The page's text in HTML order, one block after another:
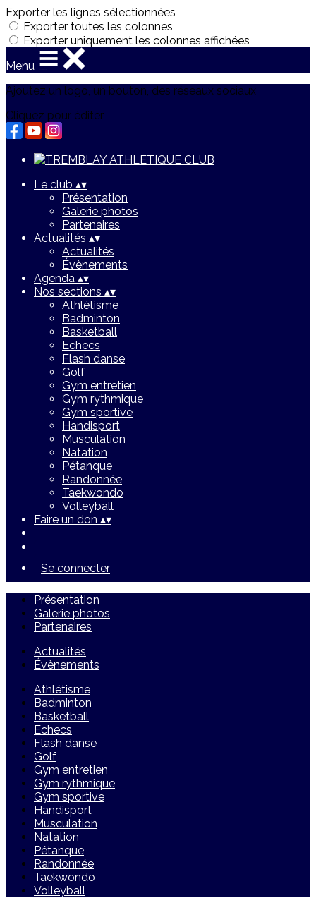
Exporter les lignes sélectionnées
Exporter toutes les colonnes
Exporter uniquement les colonnes affichées
Menu
Ajoutez un logo, un bouton, des réseaux sociaux
Cliquez pour éditer
Le club ▴▾
Présentation
Galerie photos
Partenaires
Actualités ▴▾
Actualités
Évènements
Agenda ▴▾
Nos sections ▴▾
Athlétisme
Badminton
Basketball
Echecs
Flash danse
Golf
Gym entretien
Gym rythmique
Gym sportive
Handisport
Musculation
Natation
Pétanque
Randonnée
Taekwondo
Volleyball
Faire un don ▴▾
Se connecter
Présentation
Galerie photos
Partenaires
Actualités
Évènements
Athlétisme
Badminton
Basketball
Echecs
Flash danse
Golf
Gym entretien
Gym rythmique
Gym sportive
Handisport
Musculation
Natation
Pétanque
Randonnée
Taekwondo
Volleyball